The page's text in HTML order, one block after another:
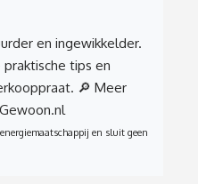
en ingewikkelder.
tips en
🔎 Meer
en sluit geen